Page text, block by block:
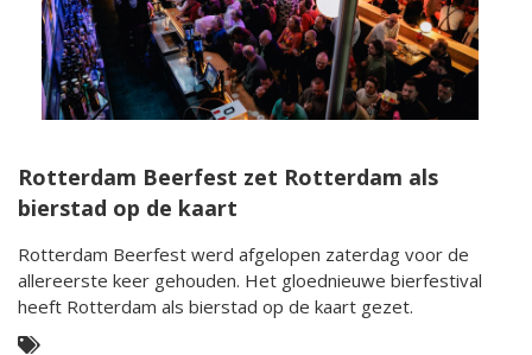
Rotterdam Beerfest zet Rotterdam als
bierstad op de kaart
Rotterdam Beerfest werd afgelopen zaterdag voor de
allereerste keer gehouden. Het gloednieuwe bierfestival
heeft Rotterdam als bierstad op de kaart gezet.